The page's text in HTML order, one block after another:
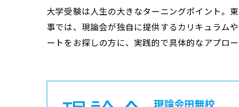
大学受験は人生の大きなターニングポイント。
事では、現論会が独自に提供するカリキュラム
ートをお探しの方に、実践的で具体的なアプロー
現論会田無校